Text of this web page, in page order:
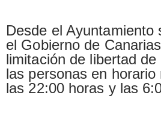
Desde el Ayuntamiento
el Gobierno de
limitación de libertad
las personas en
las 22:00 horas y las